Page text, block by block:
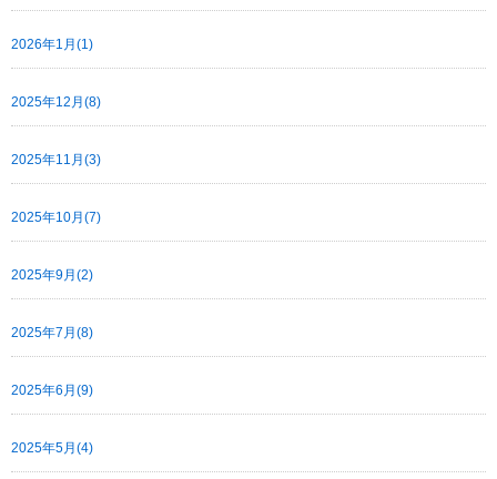
2026年1月(1)
2025年12月(8)
2025年11月(3)
2025年10月(7)
2025年9月(2)
2025年7月(8)
2025年6月(9)
2025年5月(4)